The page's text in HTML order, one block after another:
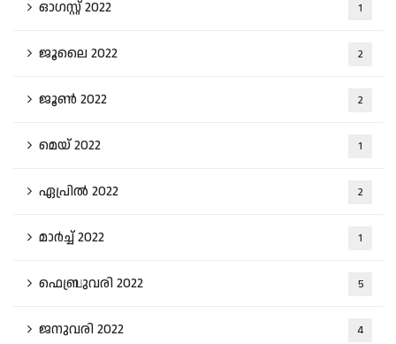
ഓഗസ്റ്റ്‌ 2022 1
ജൂലൈ 2022 2
ജൂൺ 2022 2
മെയ്‌ 2022 1
ഏപ്രിൽ 2022 2
മാർച്ച്‌ 2022 1
ഫെബ്രുവരി 2022 5
ജനുവരി 2022 4